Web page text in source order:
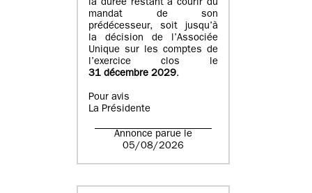
la durée restant à courir du
mandat de son
prédécesseur, soit jusqu’à
la décision de l’Associée
Unique sur les comptes de
l’exercice clos le
31 décembre 2029.
Pour avis
La Présidente
Annonce parue le
05/08/2026